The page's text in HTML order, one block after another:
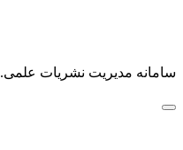
سامانه مدیریت نشریات علمی.